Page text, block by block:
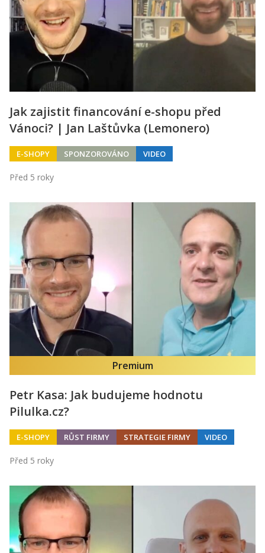
Jak zajistit financování e-shopu před
Vánoci? | Jan Laštůvka (Lemonero)
E-SHOPY SPONZOROVÁNO VIDEO
Před 5 roky
Premium
Petr Kasa: Jak budujeme hodnotu
Pilulka.cz?
E-SHOPY RŮST FIRMY STRATEGIE FIRMY VIDEO
Před 5 roky